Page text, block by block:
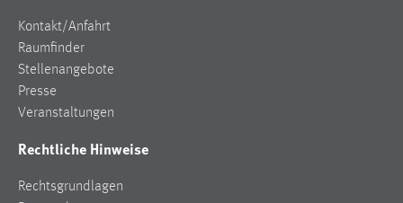
Kontakt/Anfahrt
Raumfinder
Stellenangebote
Presse
Veranstaltungen
Rechtliche Hinweise
Rechtsgrundlagen
Diese Informationen helfen uns zu verstehen, wie
unsere Besucher unsere Website nutzen.
_pk_ref, _pk_cvar, _pk_id, _pk_ses
Zweck: